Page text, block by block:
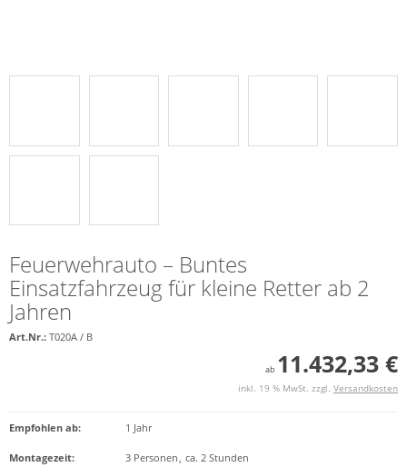
Feuerwehrauto – Buntes
Einsatzfahrzeug für kleine Retter ab 2
Jahren
Art.Nr.: T020A / B
ab 11.432,33 €
inkl. 19 % MwSt. zzgl. Versandkosten
Empfohlen ab: 1 Jahr
Montagezeit: 3 Personen, ca. 2 Stunden